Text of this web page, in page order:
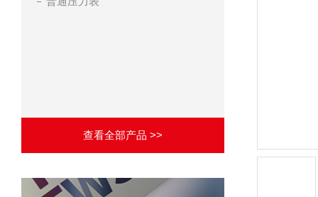
查看全部产品 >>